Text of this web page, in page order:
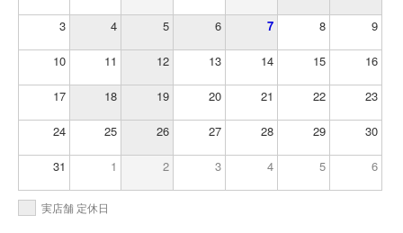
3 4 5 6 7 8 9
10 11 12 13 14 15 16
17 18 19 20 21 22 23
24 25 26 27 28 29 30
31 1 2 3 4 5 6
実店舗 定休日